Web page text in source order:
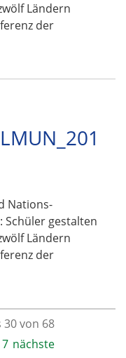
Ländern
der
Nations-
Schüler gestalten
Ländern
der
30 von 68
7 nächste